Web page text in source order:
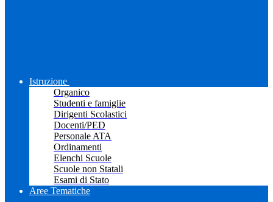
Istruzione
Organico
Studenti e famiglie
Dirigenti Scolastici
Docenti/PED
Personale ATA
Ordinamenti
Elenchi Scuole
Scuole non Statali
Esami di Stato
Aree Tematiche